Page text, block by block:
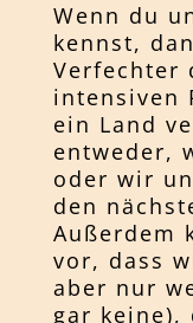
Wenn du
kennst,
Verfechter
intensiven
ein Land
entweder,
oder wir
den
Außerdem
vor, dass
aber nur
gar keine),